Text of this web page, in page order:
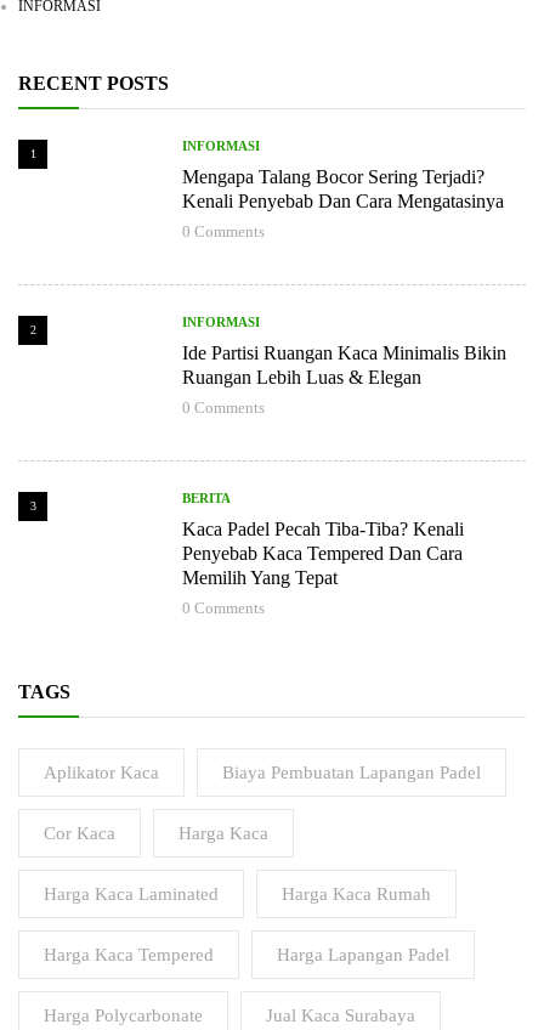
INFORMASI
RECENT POSTS
1
INFORMASI
Mengapa Talang Bocor Sering Terjadi?
Kenali Penyebab Dan Cara Mengatasinya
0 Comments
2
INFORMASI
Ide Partisi Ruangan Kaca Minimalis Bikin
Ruangan Lebih Luas & Elegan
0 Comments
3
BERITA
Kaca Padel Pecah Tiba-Tiba? Kenali
Penyebab Kaca Tempered Dan Cara
Memilih Yang Tepat
0 Comments
TAGS
Aplikator Kaca Biaya Pembuatan Lapangan Padel
Cor Kaca Harga Kaca
Harga Kaca Laminated Harga Kaca Rumah
Harga Kaca Tempered Harga Lapangan Padel
Harga Polycarbonate Jual Kaca Surabaya